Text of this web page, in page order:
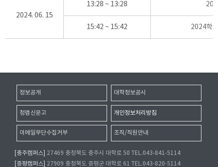
2024. 06. 15
13:28 ~ 13:28
15:42 ~ 15:42 2024학
정보공개 대학정보공시
청렴신문고 개인정보처리방침
이메일무단수집거부 조직/직원안내
[충주캠퍼스]
27469 충청북도 충주시 대학로 50 TEL.043-841-5114
[증평캠퍼스]
27909 충청북도 증평군 대학로 61 TEL.043-820-5114